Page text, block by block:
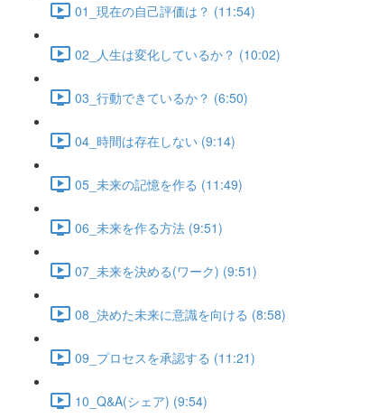
01_現在の自己評価は？ (11:54)
02_人生は変化しているか？ (10:02)
03_行動できているか？ (6:50)
04_時間は存在しない (9:14)
05_未来の記憶を作る (11:49)
06_未来を作る方法 (9:51)
07_未来を決める(ワーク) (9:51)
08_決めた未来に意識を向ける (8:58)
09_プロセスを承認する (11:21)
10_Q&A(シェア) (9:54)